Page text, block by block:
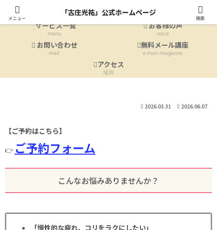
profile
サービス一覧
menu
お客様の声
voice
お問い合わせ
mail
無料メール講座
e-mail magazine
アクセス
場所
2026.03.31 2026.06.07
【ご予約はこちら】
👉 ご予約フォーム
こんなお悩みありませんか？
「慢性的な疲れ、コリをラクにしたい」
メニュー
「古庄光祐」公式ホームページ
検索